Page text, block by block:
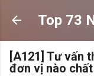
Top 73
[A121] Tư vấn
đơn vị nào